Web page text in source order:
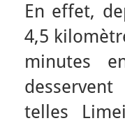
En effet,
4,5
minutes
telles